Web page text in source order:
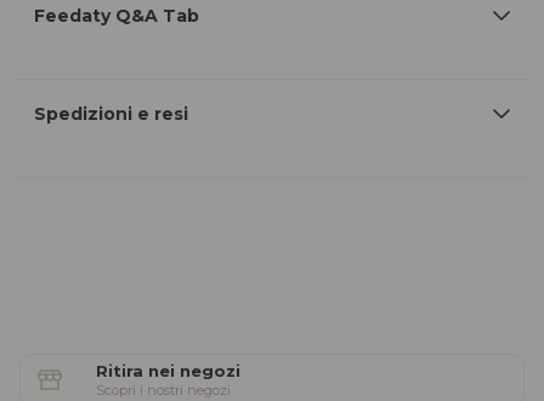
Feedaty Q&A Tab
Spedizioni e resi
Ritira nei negozi
Scopri i nostri negozi